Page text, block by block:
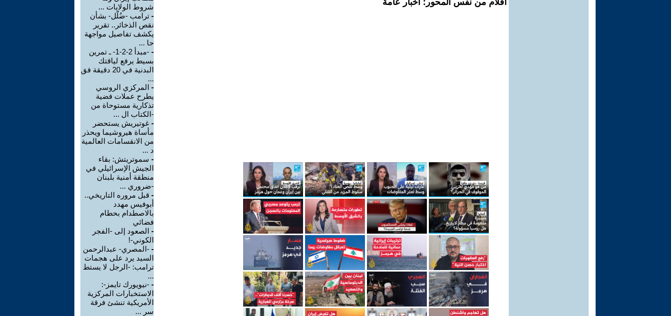
افلام من نفس المحور: أخبار عامة
شروط الولايات ...
- ترامب -ضُلّل- بشأن
نقص الذخائر.. تقرير
يكشف تفاصيل مواجهة
حا ...
-
-مبدأ 2-2-1- ـ تمرين
بسيط يرفع لياقتك
البدنية في 20 دقيقة فق
...
- المركزي الروسي
يطرح عملات فضية
تذكارية مستوحاة من
-الكتاب ال ...
- غوتيريش يستحضر
مأساة هيروشيما ويحذر
من الانقسامات العالمية
د ...
- سموتريتش: بقاء
الجيش الإسرائيلي في
منطقة أمنية بلبنان
-ضروري ...
- قبل مروره التاريخي..
أبوفيس مهدد
بالاصطدام بحطام
فضائي
- الصعود إلى -الفجر
الكوني-!
- -المصري- عبدالرحمن
السيد يرد على هجمات
ترامب: -الرجل لا يستط
...
- -نيويورك تايمز-:
الاستخبارات المركزية
الأمريكية تنشئ فرقة
سر ...